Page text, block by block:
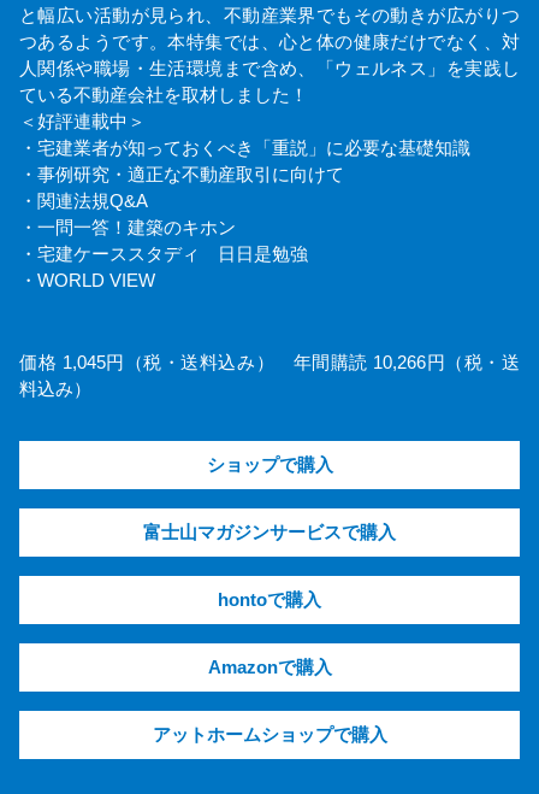
と幅広い活動が見られ、不動産業界でもその動きが広がりつ
つあるようです。本特集では、心と体の健康だけでなく、対
人関係や職場・生活環境まで含め、「ウェルネス」を実践し
ている不動産会社を取材しました！
＜好評連載中＞
・宅建業者が知っておくべき「重説」に必要な基礎知識
・事例研究・適正な不動産取引に向けて
・関連法規Q&A
・一問一答！建築のキホン
・宅建ケーススタディ 日日是勉強
・WORLD VIEW
価格 1,045円（税・送料込み） 年間購読 10,266円（税・送
料込み）
ショップで購入
富士山マガジンサービスで購入
hontoで購入
Amazonで購入
アットホームショップで購入